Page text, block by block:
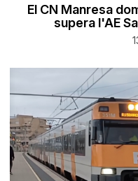
El CN Manresa
supera l'AE